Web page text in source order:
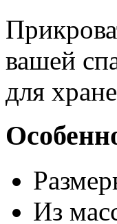
вашей
для
Из